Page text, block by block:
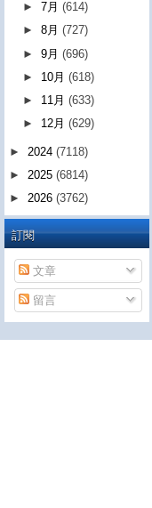
►7月(614)
►8月(727)
►9月(696)
► 10月(618)
► 11月(633)
► 12月(629)
► 2024 (7118)
► 2025 (6814)
► 2026 (3762)
訂閱
文章
留言